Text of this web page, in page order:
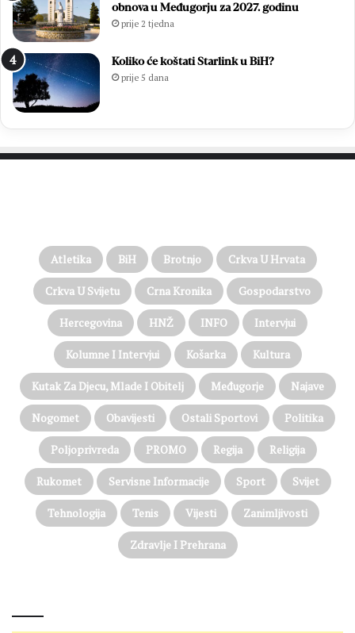
obnova u Međugorju za 2027. godinu
prije 2 tjedna
Koliko će koštati Starlink u BiH?
prije 5 dana
Atletika BiH Brotnjo Crkva U Hrvata
Crkva U Svijetu Crna Kronika Gospodarstvo
Hercegovina HNŽ INFO Intervjui
Kolumne I Intervjui Košarka Kultura
Kutak Za Djecu, Mlade I Obitelj Međugorje Najave
Nogomet Obavijesti Ostali Sportovi Politika
Poljoprivreda PROMO Regija Religija
Rukomet Servisne Informacije Sport Svijet
Tehnologija Tenis Vijesti Zanimljivosti
Zdravlje I Prehrana